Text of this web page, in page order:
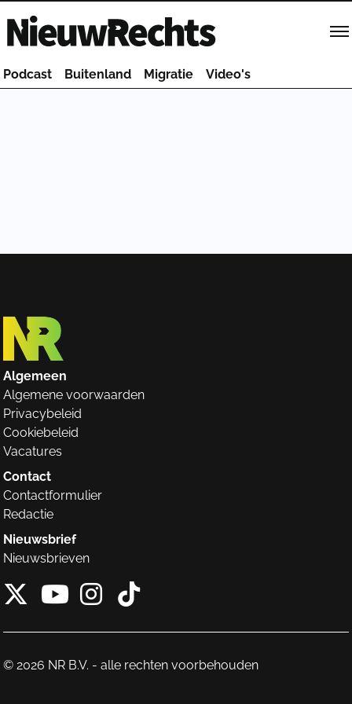
Homepage van NieuwRechts
Podcast Buitenland Migratie Video's
Algemeen
Algemene voorwaarden
Privacybeleid
Cookiebeleid
Vacatures
Contact
Contactformulier
Redactie
Nieuwsbrief
Nieuwsbrieven
X van NieuwRechts
Instagram van
Tiktok van
© 2026 NR B.V. - alle rechten voorbehouden